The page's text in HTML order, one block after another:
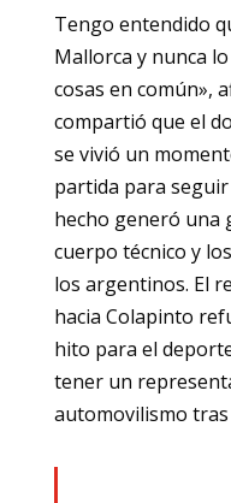
Tengo entendido
Mallorca y nunca
cosas en común»,
compartió que el
se vivió un
partida para
hecho generó una
cuerpo técnico y
los argentinos. El
hacia Colapinto
hito para el
tener un
automovilismo tras